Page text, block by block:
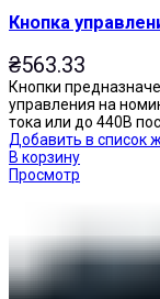
Кнопка
₴563.33
Кнопки
управления на
тока или до 440В
Добавить в список
В корзину
Просмотр